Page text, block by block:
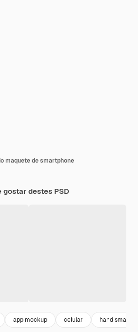
maquete de smartphone
gostar destes PSD
app mockup celular hand